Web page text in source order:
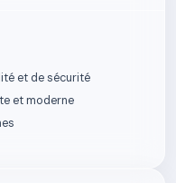
et de sécurité
et moderne